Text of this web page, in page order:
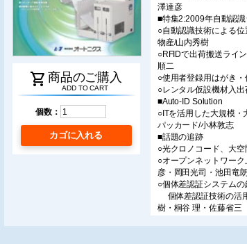
shopping_cart 商品のご購入
ADD TO CART
個数：
カゴに入れる
澤達彦
■特集2:2009年自動認
○自動認識技術による
物産/山内秀樹
○RFIDで出荷搬送ライ
順二
○使用者登録用はがき
○レンタル仮設機材入
■Auto-ID Solution
○ITを活用した大規模・
パッカード/小林敦志
■話題の追跡
○光クロノコード、大
○オープンネットワー
彦・岡田光司・池田竜朗
○個体差認証システムの
個体差認証技術の活
樹・桐谷 理・佐藤省三